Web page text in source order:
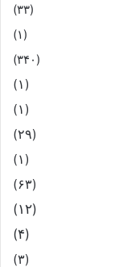
(۳۳)
(۱)
(۳۴۰)
(۱)
(۱)
(۲۹)
(۱)
(۶۳)
(۱۲)
(۴)
(۳)